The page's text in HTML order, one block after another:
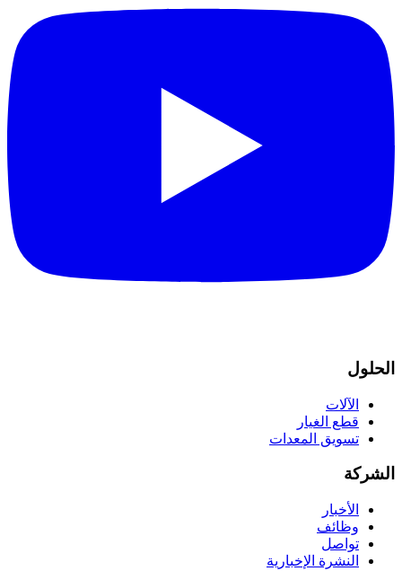
الحلول
الآلات
قطع الغيار
تسويق المعدات
الشركة
الأخبار
وظائف
تواصل
النشرة الإخبارية